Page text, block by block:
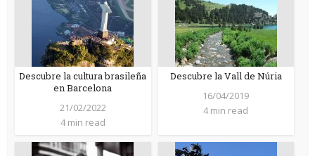
Descubre la cultura brasileña
en Barcelona
21/02/2022
4 min read
Descubre la Vall de Núria
16/04/2019
4 min read